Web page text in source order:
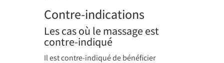
Contre-indications
Les cas où le massage est
contre-indiqué
Il est contre-indiqué de bénéficier